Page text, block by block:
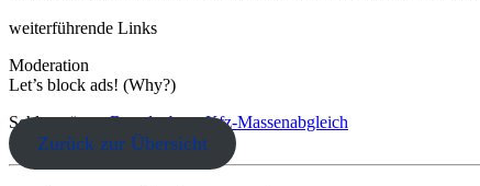
weiterführende Links
Moderation
Let’s block ads! (Why?)
Schlagwörter: Brandenburg Kfz-Massenabgleich
Zurück zur Übersicht